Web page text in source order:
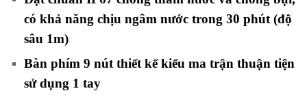
có khả năng chịu ngâm nước trong 30 phút (độ
sâu 1m)
Bàn phím 9 nút thiết kế kiểu ma trận thuận tiện
sử dụng 1 tay